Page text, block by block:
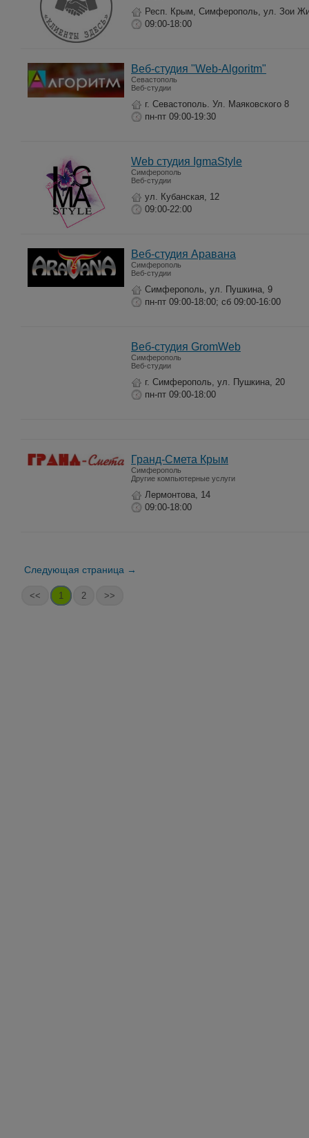
Респ. Крым, Симферополь, ул. Зои
09:00-18:00
Веб-студия "Web-Algoritm"
Севастополь
Веб-студии
г. Севастополь. Ул. Маяковского 8
пн-пт 09:00-19:30
Web студия IgmaStyle
Симферополь
Веб-студии
ул. Кубанская, 12
09:00-22:00
Веб-студия Аравана
Симферополь
Веб-студии
Симферополь, ул. Пушкина, 9
пн-пт 09:00-18:00; сб 09:00-16:00
Веб-студия GromWeb
Симферополь
Веб-студии
г. Симферополь, ул. Пушкина, 20
пн-пт 09:00-18:00
Гранд-Смета Крым
Симферополь
Другие компьютерные услуги
Лермонтова, 14
09:00-18:00
Следующая страница →
<< 1 2 >>